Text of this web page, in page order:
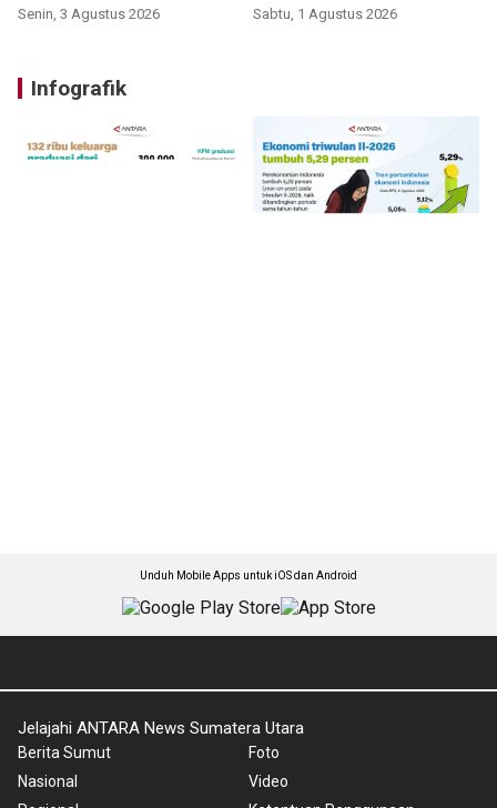
Senin, 3 Agustus 2026 Sabtu, 1 Agustus 2026
Infografik
Unduh Mobile Apps untuk iOS dan Android
Jelajahi ANTARA News Sumatera Utara
Berita Sumut
Nasional
Foto
Video